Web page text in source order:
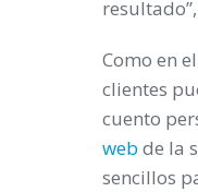
Como en
clientes
cuento
web de la
sencillos